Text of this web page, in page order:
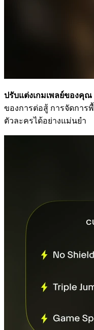
ปรับแต่งเกมเพลย์ของคุณ
ของการต่อสู้ การจัดการ
ตัวละครได้อย่างแม่นยำ